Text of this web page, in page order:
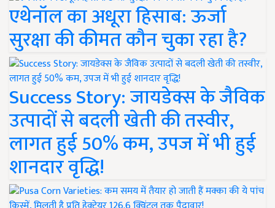
एथेनॉल का अधूरा हिसाब: ऊर्जा
सुरक्षा की कीमत कौन चुका रहा है?
Success Story: जायडेक्स के जैविक
उत्पादों से बदली खेती की तस्वीर,
लागत हुई 50% कम, उपज में भी हुई
शानदार वृद्धि!